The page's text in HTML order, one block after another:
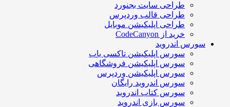
طراحی سایت بجنورد
طراحی قالب وردپرس
طراحی اپلیکیشن موبایل
خرید از CodeCanyon
سورس اندروید
سورس اپلیکیشن تاکسی یاب
سورس اپلیکیشن فروشگاهی
سورس اپلیکیشن وردپرس
سورس اندروید رایگان
سورس کتاب اندروید
سورس بازی اندروید